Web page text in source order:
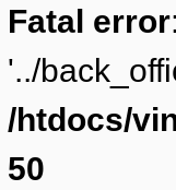
Fatal error
'../
/htdocs/
50